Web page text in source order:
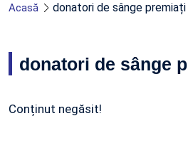
Acasă donatori de sânge premiați
donatori de sânge
Conținut negăsit!